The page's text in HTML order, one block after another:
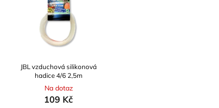
Abecedně
JBL vzduchová silikonová
hadice 4/6 2,5m
Na dotaz
109 Kč